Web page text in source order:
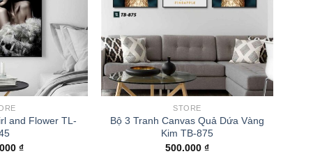
and Flower TL-
₫
STORE
Bộ 3 Tranh Canvas Quả Dứa Vàng
Kim TB-875
500.000₫